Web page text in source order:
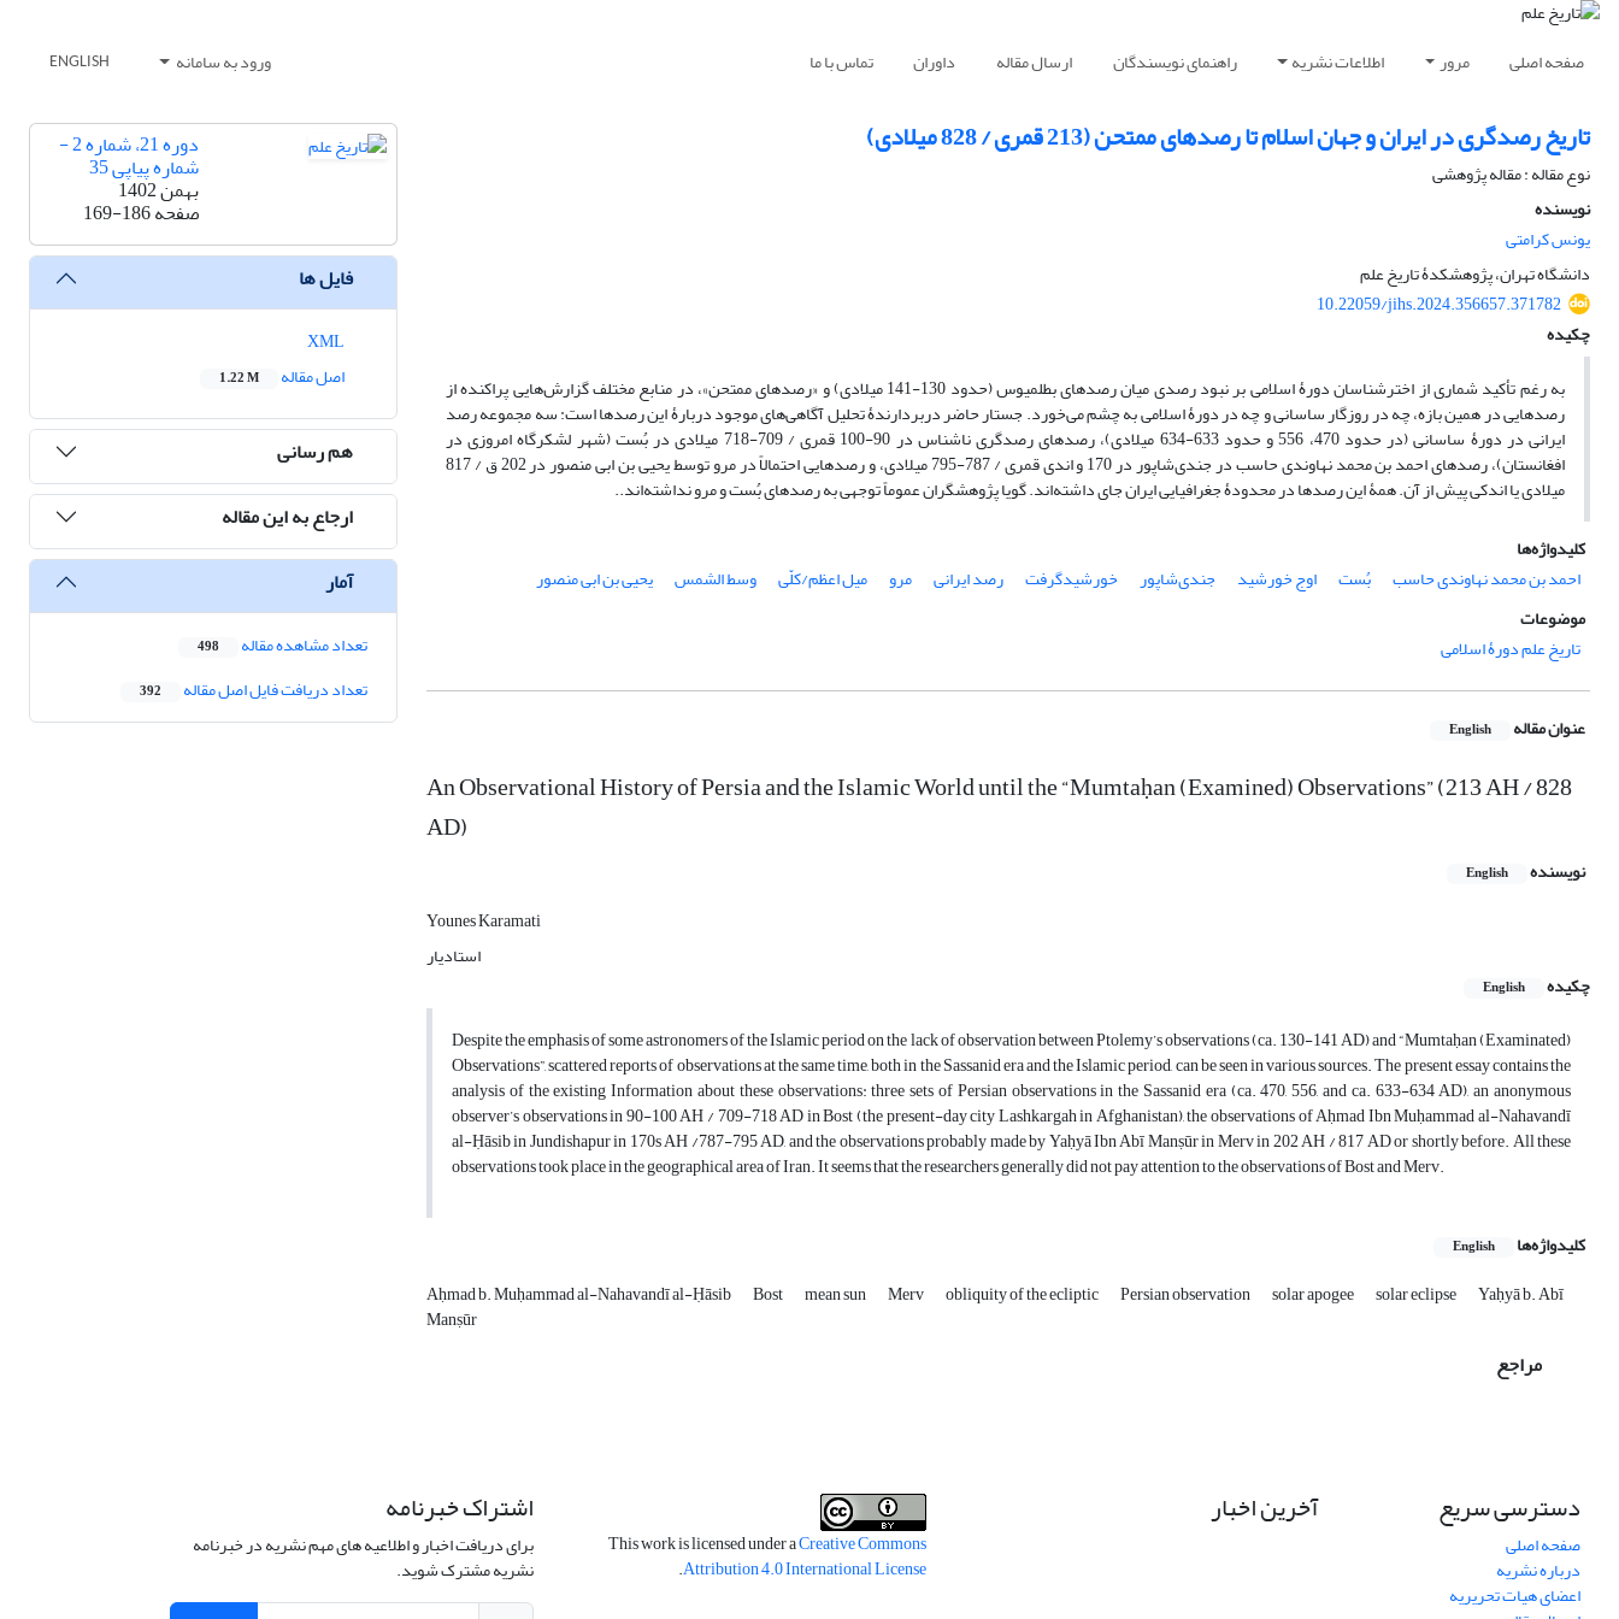
صفحه اصلی مرور اطلاعات نشریه راهنمای نویسندگان ارسال مقاله داوران تماس با ما ورود به سامانه ENGLISH
تاریخ رصدگری در ایران و جهان اسلام تا رصدهای ممتحن (213 قمری / 828 میلادی)
نوع مقاله : مقاله پژوهشی
نویسنده
یونس کرامتی
دانشگاه تهران، پژوهشکدۀ تاریخ علم
10.22059/jihs.2024.356657.371782
چکیده
به رغم تأکید شماری از اخترشناسان دورۀ اسلامی بر نبود رصدی میان رصدهای بطلمیوس (حدود 130-141 میلادی) و «رصدهای ممتحن»، در منابع مختلف گزارش‌هایی پراکنده از
رصدهایی در همین بازه، چه در روزگار ساسانی و چه در دورۀ اسلامی به چشم می‌خورد. جستار حاضر دربردارندۀ تحلیل آگاهی‌های موجود دربارۀ این رصدها است: سه مجموعه رصد
ایرانی در دورۀ ساسانی (در حدود 470، 556 و حدود 633-634 میلادی)، رصدهای رصدگری ناشناس در 90‏-100 قمری / 709‏-718 میلادی در بُست (شهر لشکرگاه امروزی در
افغانستان)، رصدهای احمد بن محمد نهاوندی حاسب در جندی‌شاپور در 170 و اندی قمری / 787‏-795 میلادی، و رصدهایی احتمالاً در مرو توسط یحیی بن ابی منصور در 202 ق / 817
میلادی یا اندکی پیش از آن. همۀ این رصدها در محدودۀ جغرافیایی ایران جای داشته‌اند. گویا پژوهشگران عموماً توجهی به رصدهای بُست و مرو نداشته‌اند..
کلیدواژه‌ها
احمد بن محمد نهاوندی حاسب
بُست اوج خورشید جندی‌شاپور خورشیدگرفت رصد ایرانی مرو میل اعظم/کلّی وسط الشمس
یحیی بن ابی منصور
موضوعات
تاریخ علم دورۀ اسلامی
عنوان مقاله English
An Observational History of Persia and the Islamic World until the “Mumtaḥan (Examined) Observations” (213 AH / 828
AD)
نویسنده English
Younes Karamati
استادیار
چکیده
English
Despite the emphasis of some astronomers of the Islamic period on the lack of observation between Ptolemy’s observations (ca. 130-141 AD) and “Mumtaḥan (Examinated)
Observations”, scattered reports of observations at the same time, both in the Sassanid era and the Islamic period, can be seen in various sources. The present essay contains the
analysis of the existing Information about these observations: three sets of Persian observations in the Sassanid era (ca. 470, 556, and ca. 633-634 AD), an anonymous
observer’s observations in 90-100 AH / 709-718 AD in Bost (the present-day city Lashkargah in Afghanistan), the observations of Aḥmad Ibn Muḥammad al-Nahavandī
al-Ḥāsib in Jundishapur in 170s AH /787-795 AD, and the observations probably made by Yaḥyā Ibn Abī Manṣūr in Merv in 202 AH / 817 AD or shortly before. All these
observations took place in the geographical area of Iran. It seems that the researchers generally did not pay attention to the observations of Bost and Merv.
کلیدواژه‌ها English
Aḥmad b. Muḥammad al-Nahavandī al-Ḥāsib Bost mean sun Merv obliquity of the ecliptic Persian observation solar apogee solar eclipse Yaḥyā b. Abī
Manṣūr
مراجع
دوره 21، شماره 2 -
شماره پیاپی 35
بهمن 1402
صفحه169-186
فایل ها
اصل مقاله
1.22 M
هم رسانی
ارجاع به این مقاله
آمار
تعداد مشاهده مقاله 498
تعداد دریافت فایل اصل مقاله 392
دسترسی سریع
صفحه اصلی
درباره نشریه
اعضای هیات تحریریه
آخرین اخبار
This work is licensed under aCreative Commons
Attribution 4.0 International License
.
اشتراک خبرنامه
برای دریافت اخبار و اطلاعیه های مهم نشریه در خبرنامه
نشریه مشترک شوید.